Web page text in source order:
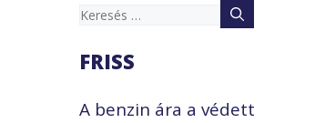
Keresés:
FRISS
A benzin ára a védett